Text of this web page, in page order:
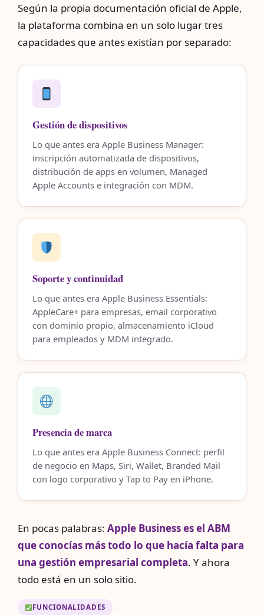
Según la propia documentación oficial de Apple,
la plataforma combina en un solo lugar tres
capacidades que antes existían por separado:
Gestión de dispositivos
Lo que antes era Apple Business Manager:
inscripción automatizada de dispositivos,
distribución de apps en volumen, Managed
Apple Accounts e integración con MDM.
Soporte y continuidad
Lo que antes era Apple Business Essentials:
AppleCare+ para empresas, email corporativo
con dominio propio, almacenamiento iCloud
para empleados y MDM integrado.
Presencia de marca
Lo que antes era Apple Business Connect: perfil
de negocio en Maps, Siri, Wallet, Branded Mail
con logo corporativo y Tap to Pay en iPhone.
En pocas palabras: Apple Business es el ABM
que conocías más todo lo que hacía falta para
una gestión empresarial completa. Y ahora
todo está en un solo sitio.
FUNCIONALIDADES